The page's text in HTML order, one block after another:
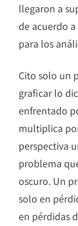
llegaron a
de acuerdo
para los
Cito solo un
graficar lo
enfrentado
multiplica
perspectiva
problema
oscuro. Un
solo en
en pérdidas